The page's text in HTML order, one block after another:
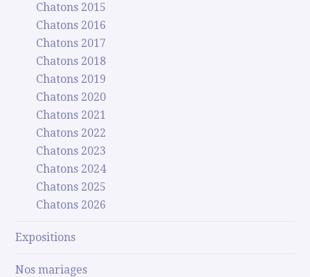
Chatons 2015
Chatons 2016
Chatons 2017
Chatons 2018
Chatons 2019
Chatons 2020
Chatons 2021
Chatons 2022
Chatons 2023
Chatons 2024
Chatons 2025
Chatons 2026
Expositions
Nos mariages